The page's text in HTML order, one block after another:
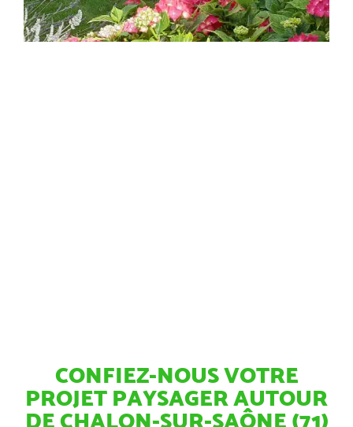
CONFIEZ-NOUS VOTRE
PROJET PAYSAGER AUTOUR